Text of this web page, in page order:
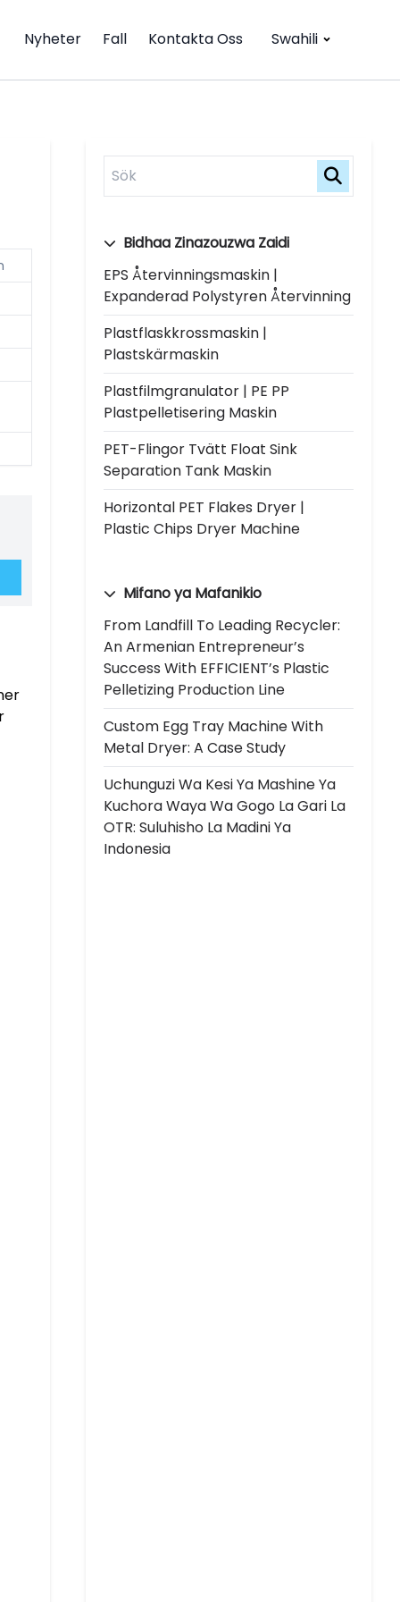
Nyheter Fall Kontakta Oss Swahili
Bidhaa Zinazouzwa Zaidi
EPS Återvinningsmaskin |
Expanderad Polystyren Återvinning
Plastflaskkrossmaskin |
Plastskärmaskin
Plastfilmgranulator | PE PP
Plastpelletisering Maskin
PET-Flingor Tvätt Float Sink
Separation Tank Maskin
Horizontal PET Flakes Dryer |
Plastic Chips Dryer Machine
Mifano ya Mafanikio
From Landfill To Leading Recycler:
An Armenian Entrepreneur’s
Success With EFFICIENT’s Plastic
Pelletizing Production Line
Custom Egg Tray Machine With
Metal Dryer: A Case Study
Uchunguzi Wa Kesi Ya Mashine Ya
Kuchora Waya Wa Gogo La Gari La
OTR: Suluhisho La Madini Ya
Indonesia